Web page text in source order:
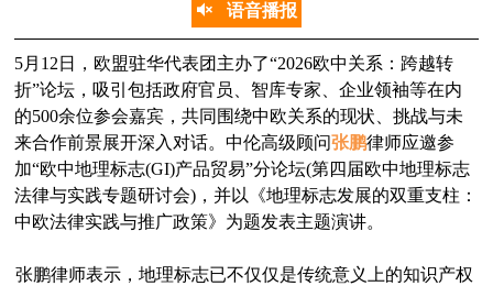
语音播报
5月12日，欧盟驻华代表团主办了“2026欧中关系：跨越转
折”论坛，吸引包括政府官员、智库专家、企业领袖等在内
的500余位参会嘉宾‌，共同围绕中欧关系的现状、挑战与未
来合作前景展开深入对话。中伦高级顾问张鹏律师应邀参
加“欧中地理标志(GI)产品贸易”分论坛(第四届欧中地理标志
法律与实践专题研讨会)，并以《地理标志发展的双重支柱：
中欧法律实践与推广政策》为题发表主题演讲。
张鹏律师表示，地理标志已不仅仅是传统意义上的知识产权